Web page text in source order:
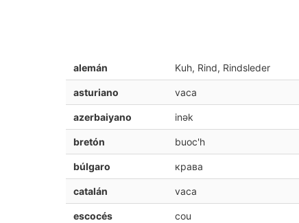
alemán Kuh, Rind, Rindsleder
asturiano vaca
azerbaiyano inək
bretón buoc'h
búlgaro крава
catalán vaca
escocés cou